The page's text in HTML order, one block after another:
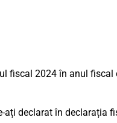
fiscal 2024 în anul fiscal
ați declarat în declarația